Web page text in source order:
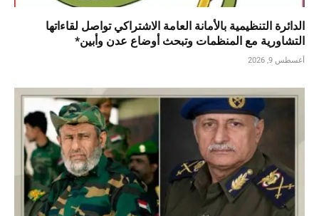
الدائرة التنظيمية بالأمانة العامة الاشتراكي تواصل لقاءاتها
التشاورية مع المنظمات وتبحث أوضاع عدن وأبين*
أغسطس 9, 2026